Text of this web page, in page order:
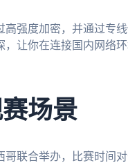
强度加密，并通过专
让你在连接国内网络
场景
联合举办，比赛时间